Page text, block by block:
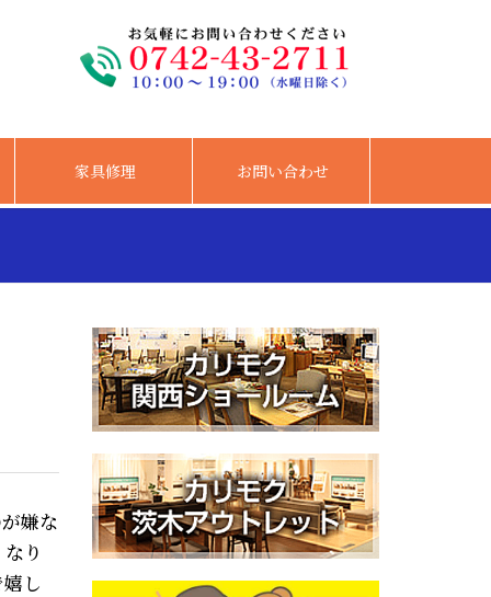
家具修理 お問い合わせ
嫌な
り
し